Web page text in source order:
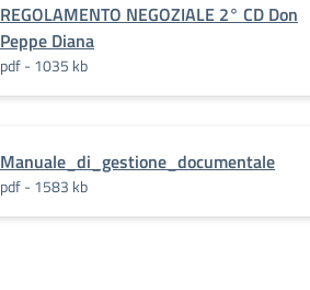
REGOLAMENTO NEGOZIALE 2° CD Don
Peppe Diana
pdf - 1035 kb
Manuale_di_gestione_documentale
pdf - 1583 kb